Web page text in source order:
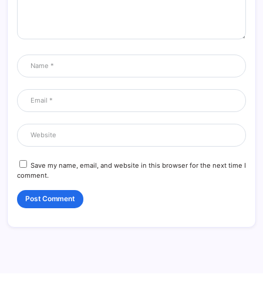
Save my name, email, and website in this browser for the next time I
comment.